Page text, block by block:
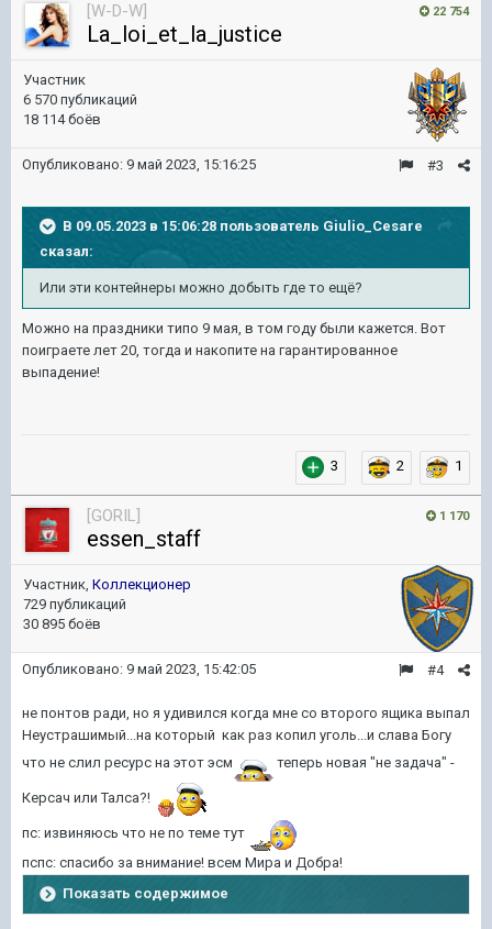
22 754
[W-D-W]
La_loi_et_la_justice
Участник
6 570 публикаций
18 114 боёв
#3
Опубликовано: 9 май 2023, 15:16:25
В 09.05.2023 в 15:06:28 пользователь Giulio_Cesare
сказал:
Или эти контейнеры можно добыть где то ещё?
Можно на праздники типо 9 мая, в том году были кажется. Вот
поиграете лет 20, тогда и накопите на гарантированное
выпадение!
3 2 1
1 170
[GORIL]
essen_staff
Участник, Коллекционер
729 публикаций
30 895 боёв
#4
Опубликовано: 9 май 2023, 15:42:05
не понтов ради, но я удивился когда мне со второго ящика выпал
Неустрашимый...на который как раз копил уголь...и слава Богу
что не слил ресурс на этот эсм
теперь новая "не задача" -
Керсач или Талса?!
пс: извиняюсь что не по теме тут
пспс: спасибо за внимание! всем Мира и Добра!
Показать содержимое